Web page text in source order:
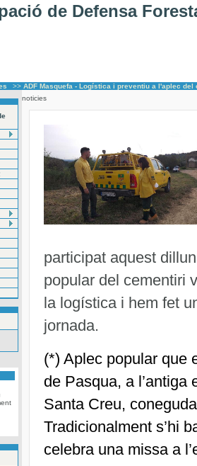
de Defensa
>> ADF Masquefa - Logística i preventiu a l'aplec
noticies
participat aquest
popular del cementiri
la logística i hem fet
jornada.
(*) Aplec popular que
de Pasqua, a
Santa Creu,
Tradicionalment s’hi
celebra una missa a